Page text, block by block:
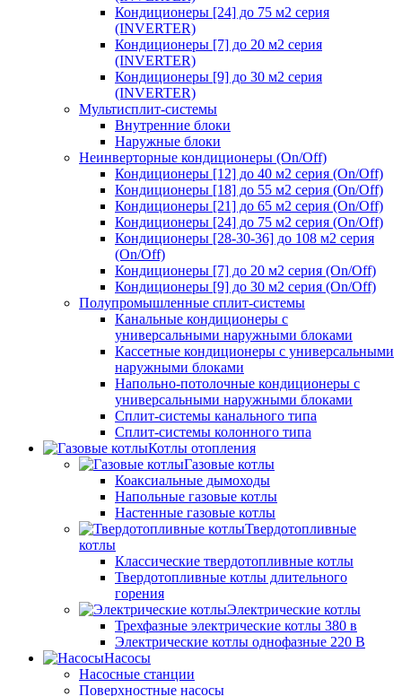
Кондиционеры [24] до 75 м2 серия
(INVERTER)
Кондиционеры [7] до 20 м2 серия
(INVERTER)
Кондиционеры [9] до 30 м2 серия
(INVERTER)
Мультисплит-системы
Внутренние блоки
Наружные блоки
Неинверторные кондиционеры (On/Off)
Кондиционеры [12] до 40 м2 серия (On/Off)
Кондиционеры [18] до 55 м2 серия (On/Off)
Кондиционеры [21] до 65 м2 серия (On/Off)
Кондиционеры [24] до 75 м2 серия (On/Off)
Кондиционеры [28-30-36] до 108 м2 серия
(On/Off)
Кондиционеры [7] до 20 м2 серия (On/Off)
Кондиционеры [9] до 30 м2 серия (On/Off)
Полупромышленные сплит-системы
Канальные кондиционеры с
универсальными наружными блоками
Кассетные кондиционеры с универсальными
наружными блоками
Напольно-потолочные кондиционеры с
универсальными наружными блоками
Сплит-системы канального типа
Сплит-системы колонного типа
Котлы отопления
Газовые котлы
Коаксиальные дымоходы
Напольные газовые котлы
Настенные газовые котлы
Твердотопливные
котлы
Классические твердотопливные котлы
Твердотопливные котлы длительного
горения
Электрические котлы
Трехфазные электрические котлы 380 в
Электрические котлы однофазные 220 В
Насосы
Насосные станции
Поверхностные насосы